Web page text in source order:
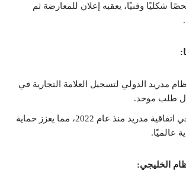
شكليًا وفنيًا، يعقبه إعلان للمعارضة ثم
مدريد الدولي لتسجيل العلامة التجارية في
طلب موحد.
السعودية عضو في اتفاقية مدريد منذ عام 2022، مما يعزز حماية
عالميًا.
الخليجي: